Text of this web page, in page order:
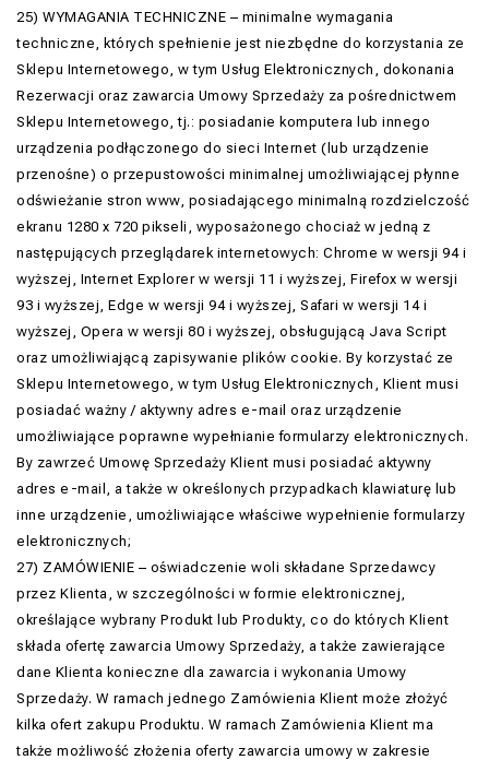
25) WYMAGANIA TECHNICZNE – minimalne wymagania
techniczne, których spełnienie jest niezbędne do korzystania ze
Sklepu Internetowego, w tym Usług Elektronicznych, dokonania
Rezerwacji oraz zawarcia Umowy Sprzedaży za pośrednictwem
Sklepu Internetowego, tj.: posiadanie komputera lub innego
urządzenia podłączonego do sieci Internet (lub urządzenie
przenośne) o przepustowości minimalnej umożliwiającej płynne
odświeżanie stron www, posiadającego minimalną rozdzielczość
ekranu 1280 x 720 pikseli, wyposażonego chociaż w jedną z
następujących przeglądarek internetowych: Chrome w wersji 94 i
wyższej, Internet Explorer w wersji 11 i wyższej, Firefox w wersji
93 i wyższej, Edge w wersji 94 i wyższej, Safari w wersji 14 i
wyższej, Opera w wersji 80 i wyższej, obsługującą Java Script
oraz umożliwiającą zapisywanie plików cookie. By korzystać ze
Sklepu Internetowego, w tym Usług Elektronicznych, Klient musi
posiadać ważny / aktywny adres e-mail oraz urządzenie
umożliwiające poprawne wypełnianie formularzy elektronicznych.
By zawrzeć Umowę Sprzedaży Klient musi posiadać aktywny
adres e-mail, a także w określonych przypadkach klawiaturę lub
inne urządzenie, umożliwiające właściwe wypełnienie formularzy
elektronicznych;
27) ZAMÓWIENIE – oświadczenie woli składane Sprzedawcy
przez Klienta, w szczególności w formie elektronicznej,
określające wybrany Produkt lub Produkty, co do których Klient
składa ofertę zawarcia Umowy Sprzedaży, a także zawierające
dane Klienta konieczne dla zawarcia i wykonania Umowy
Sprzedaży. W ramach jednego Zamówienia Klient może złożyć
kilka ofert zakupu Produktu. W ramach Zamówienia Klient ma
także możliwość złożenia oferty zawarcia umowy w zakresie